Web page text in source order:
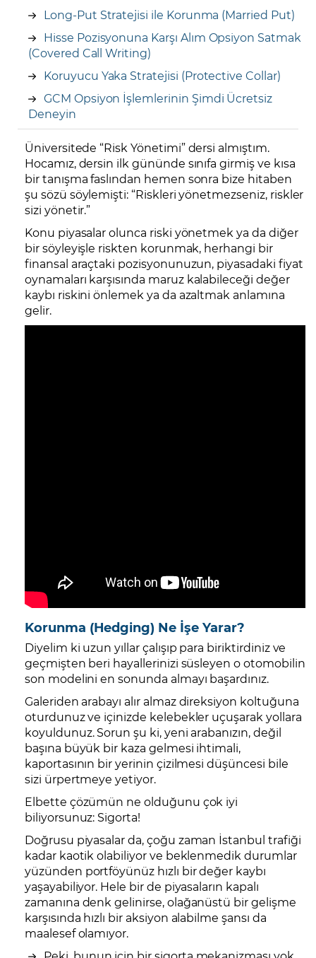
Long-Put Stratejisi ile Korunma (Married Put)
Hisse Pozisyonuna Karşı Alım Opsiyon Satmak
(Covered Call Writing)
Koruyucu Yaka Stratejisi (Protective Collar)
GCM Opsiyon İşlemlerinin Şimdi Ücretsiz
Deneyin
Üniversitede “Risk Yönetimi” dersi almıştım.
Hocamız, dersin ilk gününde sınıfa girmiş ve kısa
bir tanışma faslından hemen sonra bize hitaben
şu sözü söylemişti: “Riskleri yönetmezseniz, riskler
sizi yönetir.”
Konu piyasalar olunca riski yönetmek ya da diğer
bir söyleyişle riskten korunmak, herhangi bir
finansal araçtaki pozisyonunuzun, piyasadaki fiyat
oynamaları karşısında maruz kalabileceği değer
kaybı riskini önlemek ya da azaltmak anlamına
gelir.
Korunma (Hedging) Ne İşe Yarar?
Diyelim ki uzun yıllar çalışıp para biriktirdiniz ve
geçmişten beri hayallerinizi süsleyen o otomobilin
son modelini en sonunda almayı başardınız.
Galeriden arabayı alır almaz direksiyon koltuğuna
oturdunuz ve içinizde kelebekler uçuşarak yollara
koyuldunuz. Sorun şu ki, yeni arabanızın, değil
başına büyük bir kaza gelmesi ihtimali,
kaportasının bir yerinin çizilmesi düşüncesi bile
sizi ürpertmeye yetiyor.
Elbette çözümün ne olduğunu çok iyi
biliyorsunuz: Sigorta!
Doğrusu piyasalar da, çoğu zaman İstanbul trafiği
kadar kaotik olabiliyor ve beklenmedik durumlar
yüzünden portföyünüz hızlı bir değer kaybı
yaşayabiliyor. Hele bir de piyasaların kapalı
zamanına denk gelinirse, olağanüstü bir gelişme
karşısında hızlı bir aksiyon alabilme şansı da
maalesef olamıyor.